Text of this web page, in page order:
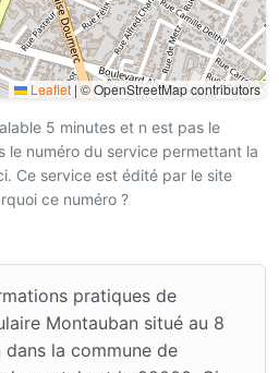
Leaflet | © OpenStreetMap contributors
5 minutes et n est pas le
le numéro du service permettant la
Ce service est édité par le site
ce numéro ?
pratiques de
Montauban situé au 8
la commune de